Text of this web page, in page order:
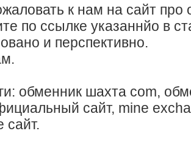
к нам на сайт про
по ссылке указаннйо в
и перспективно.
обменник шахта com,
сайт, mine
сайт.